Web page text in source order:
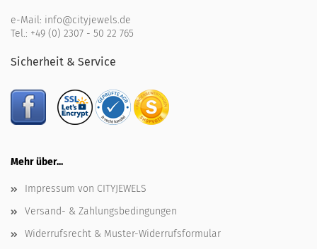
e-Mail: info@cityjewels.de
Tel.: +49 (0) 2307 - 50 22 765
Sicherheit & Service
Mehr über...
Impressum von CITYJEWELS
Versand- & Zahlungsbedingungen
Widerrufsrecht & Muster-Widerrufsformular